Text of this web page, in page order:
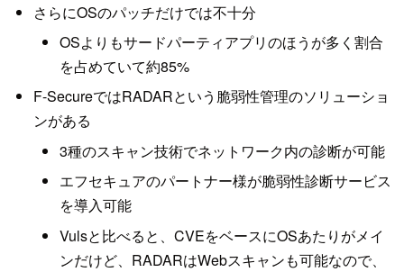
さらにOSのパッチだけでは不十分
OSよりもサードパーティアプリのほうが多く割合
を占めていて約85%
F-SecureではRADARという脆弱性管理のソリューショ
ンがある
3種のスキャン技術でネットワーク内の診断が可能
エフセキュアのパートナー様が脆弱性診断サービス
を導入可能
Vulsと比べると、CVEをベースにOSあたりがメイ
ンだけど、RADARはWebスキャンも可能なので、